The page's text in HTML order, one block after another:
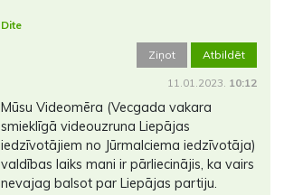
Dite
Ziņot Atbildēt
11.01.2023. 10:12
Mūsu Videomēra (Vecgada vakara
smieklīgā videouzruna Liepājas
iedzīvotājiem no Jūrmalciema iedzīvotāja)
valdības laiks mani ir pārliecinājis, ka vairs
nevajag balsot par Liepājas partiju.